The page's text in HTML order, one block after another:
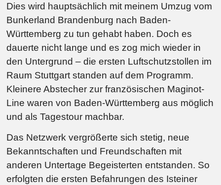
Dies wird hauptsächlich mit meinem Umzug vom
Bunkerland Brandenburg nach Baden-
Württemberg zu tun gehabt haben. Doch es
dauerte nicht lange und es zog mich wieder in
den Untergrund – die ersten Luftschutzstollen im
Raum Stuttgart standen auf dem Programm.
Kleinere Abstecher zur französischen Maginot-
Line waren von Baden-Württemberg aus möglich
und als Tagestour machbar.
Das Netzwerk vergrößerte sich stetig, neue
Bekanntschaften und Freundschaften mit
anderen Untertage Begeisterten entstanden. So
erfolgten die ersten Befahrungen des Isteiner